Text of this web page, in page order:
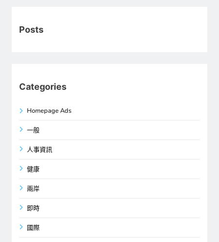
Posts
Categories
Homepage Ads
一般
人事資訊
健康
兩岸
即時
國際